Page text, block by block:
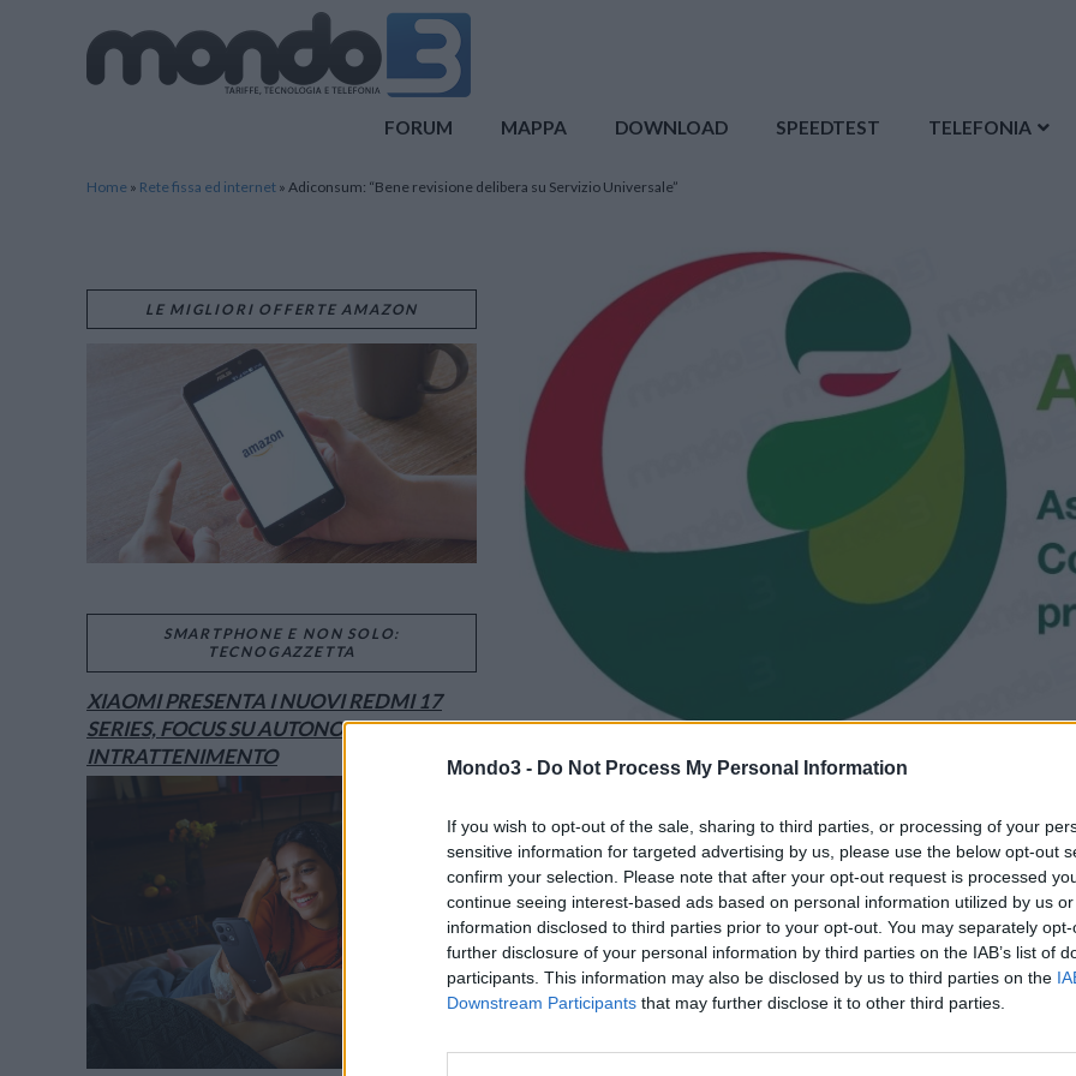
Mondo3 - Do Not Process My Personal Information
If you wish to opt-out of the sale, sharing to third parties, or processing of your
sensitive information for targeted advertising by us, please use the below opt-out
confirm your selection. Please note that after your opt-out request is processed
continue seeing interest-based ads based on personal information utilized by us
information disclosed to third parties prior to your opt-out. You may separately
further disclosure of your personal information by third parties on the IAB’s list of
participants. This information may also be disclosed by us to third parties on the
Downstream Participants that may further disclose it to other third parties.
FORUM MAPPA DOWNLOAD SPEEDTEST TELEFONIA
Home » Rete fissa ed internet » Adiconsum: “Bene revisione delibera su Servizio Universale”
ADICONSUM: “BENE REVISIONE
SERVIZIO UNIVERSALE”
3 Ottobre 2017 15:42 by Valerio Longhi
“Esprimiamo il nostro apprezzamento nei confronti
consultazione con l’obiettivo di rivedere la normativa sulle
popolazione, relative alla fornitura del Servizio Universale del
ed economico”, dichiaraCarlo De Masi,Presidente di Adiconsum
LE MIGLIORI OFFERTE AMAZON
SMARTPHONE E NON SOLO:
TECNOGAZZETTA
XIAOMI PRESENTA I NUOVI REDMI 17
SERIES, FOCUS SU AUTONOMIA E
INTRATTENIMENTO